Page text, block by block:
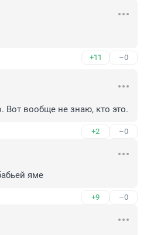
+11 –0
Вот вообще не знаю, кто это.
+2 –0
яме
+9 –0